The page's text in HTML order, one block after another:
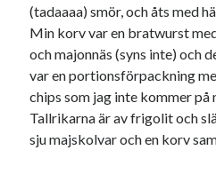
(tadaaaa) smör, och åts med
Min korv var en bratwurst
och majonnäs (syns inte) och
var en portionsförpackning
chips som jag inte kommer på
Tallrikarna är av frigolit och
sju majskolvar och en korv